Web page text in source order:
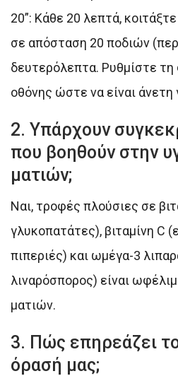
20”: Κάθε 20 λεπτά,
σε απόσταση 20 ποδιών
δευτερόλεπτα. Ρυθμίστε
οθόνης ώστε να είναι άνετη
2. Υπάρχουν
που βοηθούν στην
ματιών;
Ναι, τροφές πλούσιες σε
γλυκοπατάτες), βιταμίνη C
πιπεριές) και ωμέγα-3
λιναρόσπορος) είναι
ματιών.
3. Πώς επηρεάζει
όρασή μας;